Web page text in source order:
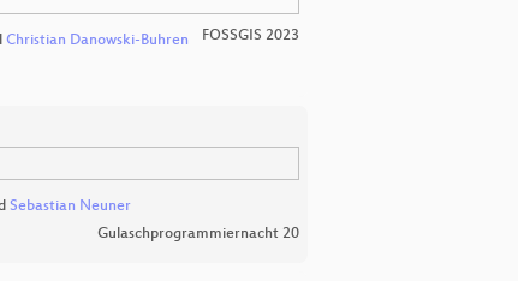
Christian Danowski-Buhren FOSSGIS 2023
Sebastian Neuner
Gulaschprogrammiernacht 20